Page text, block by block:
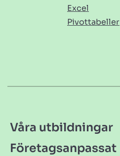
Excel
Pivottabeller
Våra utbildningar
Företagsanpassat